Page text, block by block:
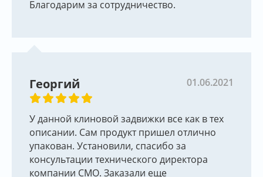
В случае необходимости монтажа клиновых
Производственные диаметры задвижек клиновых
для ПВХ труб:
Ду 50/63, Ду 65/75, Ду 80/90, Ду 100/110, Ду 125/125,
Ду 150/160, Ду 200/200, Ду 250/250, Ду 300/315.
Рабочее давление: Ру 10, Ру16.
Задвижки чугунные клиновые муфтовые серии
Благодарим за сотрудничество.
Георгий 01.06.2021
У данной клиновой задвижки все как в тех
описании. Сам продукт пришел отлично
упакован. Установили, спасибо за
консультации технического директора
компании СМО. Заказали еще